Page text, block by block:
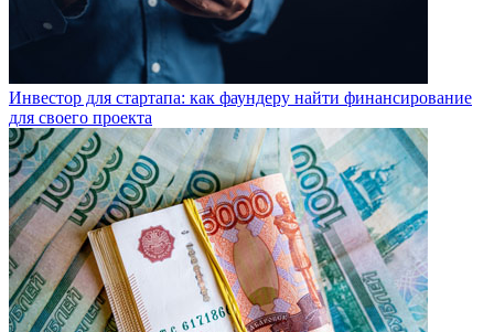
Инвестор для стартапа: как фаундеру найти финансирование
для своего проекта